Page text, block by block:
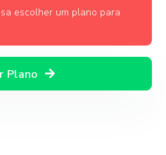
escolher um plano para
Plano